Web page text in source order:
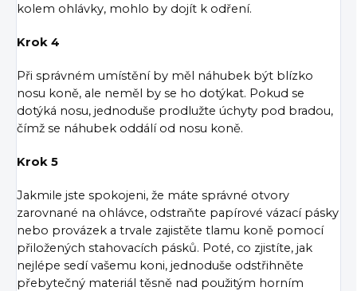
kolem ohlávky, mohlo by dojít k odření.
Krok 4
Při správném umístění by měl náhubek být blízko
nosu koně, ale neměl by se ho dotýkat. Pokud se
dotýká nosu, jednoduše prodlužte úchyty pod bradou,
čímž se náhubek oddálí od nosu koně.
Krok 5
Jakmile jste spokojeni, že máte správné otvory
zarovnané na ohlávce, odstraňte papírové vázací pásky
nebo provázek a trvale zajistěte tlamu koně pomocí
přiložených stahovacích pásků. Poté, co zjistíte, jak
nejlépe sedí vašemu koni, jednoduše odstřihněte
přebytečný materiál těsně nad použitým horním